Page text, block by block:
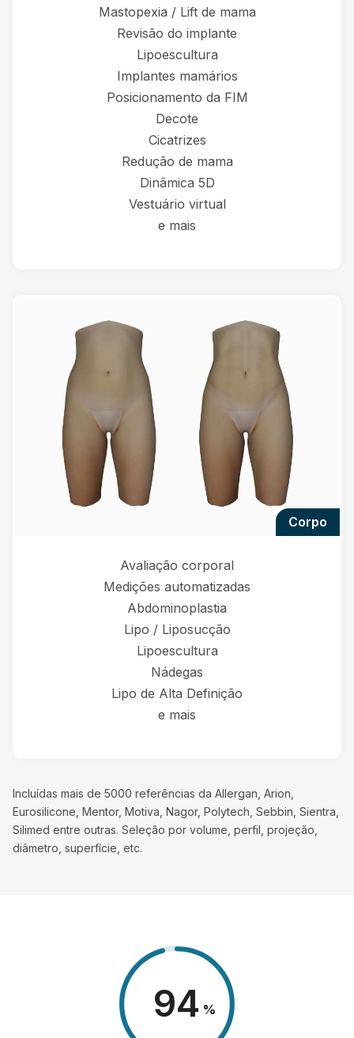
Mastopexia / Lift de mama
Revisão do implante
Lipoescultura
Implantes mamários
Posicionamento da FIM
Decote
Cicatrizes
Redução de mama
Dinâmica 5D
Vestuário virtual
e mais
corpo
Avaliação corporal
Medições automatizadas
Abdominoplastia
Lipo / Liposucção
Lipoescultura
Nádegas
Lipo de Alta Definição
e mais
Incluídas mais de 5000 referências da Allergan, Arion,
Eurosilicone, Mentor, Motiva, Nagor, Polytech, Sebbin, Sientra,
Silimed entre outras. Seleção por volume, perfil, projeção,
diâmetro, superfície, etc.
98 %